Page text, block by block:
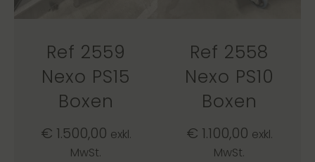
Ref 2559
Nexo PS15
Boxen
€ 1.500,00 exkl.
MwSt.
Ref 2558
Nexo PS10
Boxen
€ 1.100,00 exkl.
MwSt.